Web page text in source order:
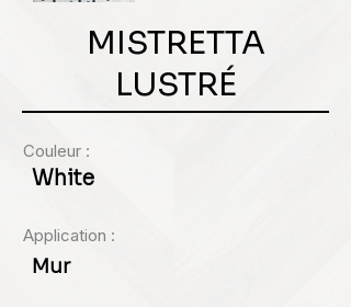
MISTRETTA
LUSTRÉ
Couleur :
White
Application :
Mur